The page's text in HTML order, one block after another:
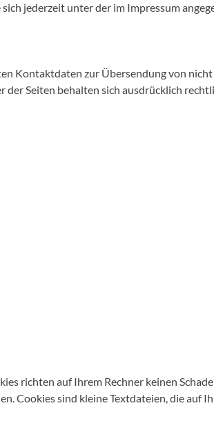
jederzeit unter der im Impressum
Kontaktdaten zur Übersendung von
Seiten behalten sich ausdrücklich
richten auf Ihrem Rechner keinen
Cookies sind kleine Textdateien, die auf